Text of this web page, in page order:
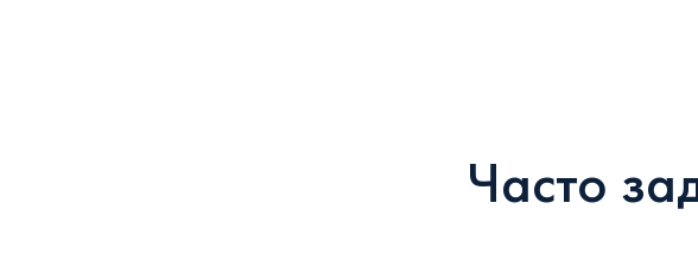
Часто